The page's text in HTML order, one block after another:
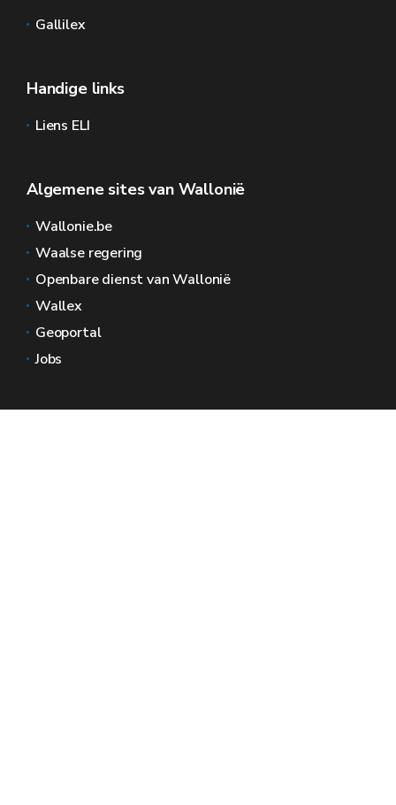
Gallilex
Handige links
Liens ELI
Algemene sites van Wallonië
Wallonie.be
Waalse regering
Openbare dienst van Wallonië
Wallex
Geoportal
Jobs